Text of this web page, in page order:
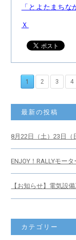
「とよたまちな
Ｘ
1 2 3 4
最新の投稿
8月22日（土）23日（
ENJOY！RALLYモー
【お知らせ】電気設
カテゴリー